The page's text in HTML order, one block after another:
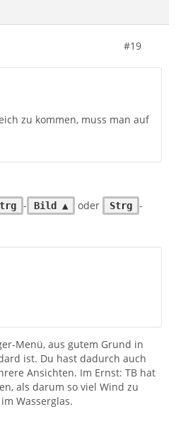
#19
zu kommen, muss man auf
- Bild ▲ oder Strg -
Menü, aus gutem Grund in
ist. Du hast dadurch auch
Ansichten. Im Ernst: TB hat
als darum so viel Wind zu
Wasserglas.